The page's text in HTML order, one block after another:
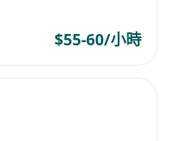
$55-60/小時